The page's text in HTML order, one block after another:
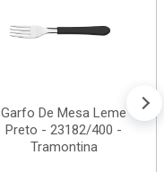
Garfo De Mesa Leme
Preto - 23182/400 -
Tramontina